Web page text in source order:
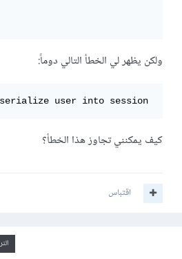
ولكن يظهر لي الخطأ التالي دوماً:
user into session
كيف يمكنني تجاوز هذا الخطأ؟
اقتباس